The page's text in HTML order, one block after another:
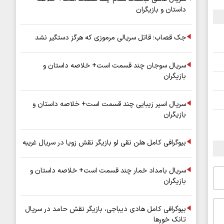
داستان و بازیگران
جک قصاب؛ قاتل سریالی مرموزی که هرگز دستگیر نشد
سریال سوجان چند قسمت است+ خلاصه داستان و
بازیگران
سریال اسیر زیبایی چند قسمت است+ خلاصه داستان و
بازیگران
بیوگرافی کامل هلن نقی لو بازیگر نقش زویا در سریال غریبه
سریال بامداد خمار چند قسمت است+ خلاصه داستان و
بازیگران
بیوگرافی کامل هادی دیباجی، بازیگر نقش حامد در سریال
تانک خورها